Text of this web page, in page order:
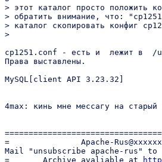
> этот каталог просто положить
> обратить внимание, что:
> каталог скопировать конфиг
>
cp1251.conf - есть и  лежит в
Права выставлены.
MySQL[client API 3.23.32]
4max: кинь мне мессагу на
=               Apache-
Mail "unsubscribe apache-rus" to
=       Archive avaliable at